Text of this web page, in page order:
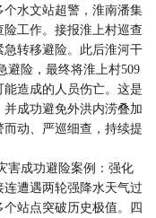
水文站超警，淮南潘集
工作。接报淮上村巡查
急转移避险。此后淮河干
避险，最终将淮上村509
能造成的人员伤亡。这是
成功避免外洪内涝叠加
动、严巡细查，持续提
成功避险案例：强化
遭遇两轮强降水天气过
个站点突破历史极值。四